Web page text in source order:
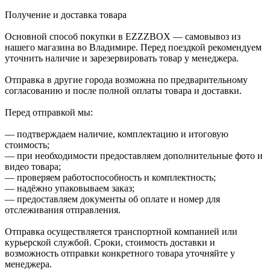
Получение и доставка товара
Основной способ покупки в EZZZBOX — самовывоз из
нашего магазина во Владимире. Перед поездкой рекомендуем
уточнить наличие и зарезервировать товар у менеджера.
Отправка в другие города возможна по предварительному
согласованию и после полной оплаты товара и доставки.
Перед отправкой мы:
— подтверждаем наличие, комплектацию и итоговую
стоимость;
— при необходимости предоставляем дополнительные фото и
видео товара;
— проверяем работоспособность и комплектность;
— надёжно упаковываем заказ;
— предоставляем документы об оплате и номер для
отслеживания отправления.
Отправка осуществляется транспортной компанией или
курьерской службой. Сроки, стоимость доставки и
возможность отправки конкретного товара уточняйте у
менеджера.